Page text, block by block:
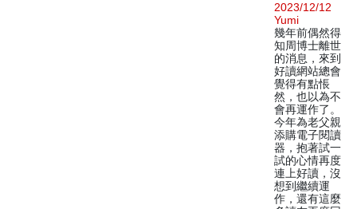
2023/12/12
Yumi
幾年前偶然得
知周博士離世
的消息，來到
好讀網站總會
覺得有點悵
然，也以為不
會再運作了。
今年為老父親
添購電子閱讀
器，抱著試一
試的心情再度
連上好讀，沒
想到繼續運
作，還有這麼